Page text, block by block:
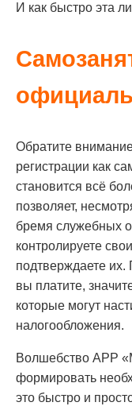
И как быстро эта
Обратите
регистрации как
становится всё
позволяет,
бремя служебных
контролируете
подтверждаете
вы платите,
которые могут
налогообложения.
Волшебство APP
формировать
это быстро и